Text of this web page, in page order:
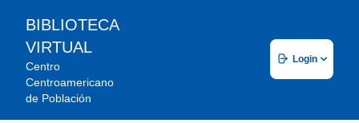
BIBLIOTECA
VIRTUAL
Centro
Centroamericano
de Población
Login